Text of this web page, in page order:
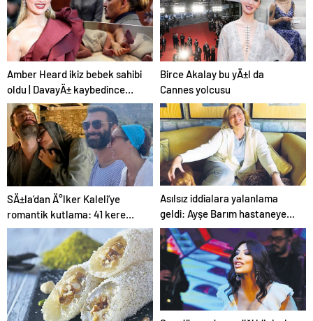
Hizmetleri: Kaliteli ve
Güvenilir Temizlik
Çözümleri
Amber Heard ikiz bebek sahibi
oldu | DavayÄ± kaybedince
Hollywood’u terk etmiÅti
Birce Akalay bu yÄ±l da
Cannes yolcusu
SÄ±la’dan Ä°lker Kaleli’ye
romantik kutlama: 41 kere
maÅallah
Asılsız iddialara yalanlama
geldi: Ayşe Barım hastaneye
gitmeyi reddetti! Tedavisi
cezaevinde yapıldı…